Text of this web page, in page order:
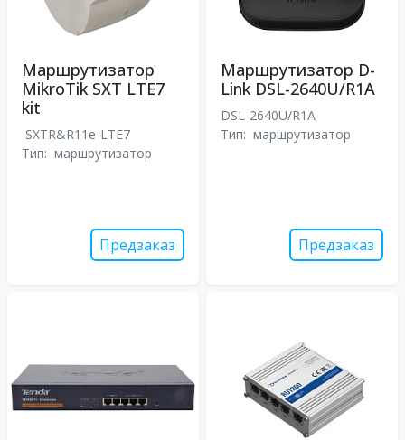
Маршрутизатор
MikroTik SXT LTE7
kit
SXTR&R11e-LTE7
Тип: маршрутизатор
Предзаказ
Маршрутизатор D-
Link DSL-2640U/R1A
DSL-2640U/R1A
Тип: маршрутизатор
Предзаказ